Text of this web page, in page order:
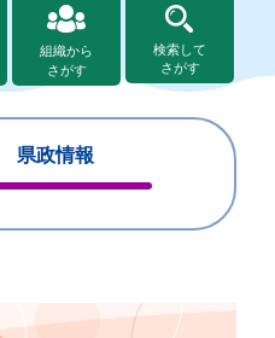
組織から
さがす
検索して
さがす
県政情報